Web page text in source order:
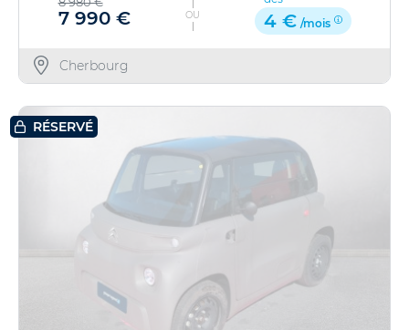
7 990 € OU 4 € /mois
Cherbourg
RÉSERVÉ